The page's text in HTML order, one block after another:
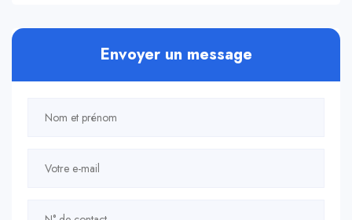
Envoyer un message